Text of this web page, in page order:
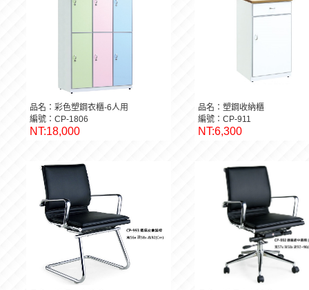
品名：彩色塑鋼衣櫃-6人用
編號：CP-1806
NT:18,000
品名：塑鋼收納櫃
編號：CP-911
NT:6,300